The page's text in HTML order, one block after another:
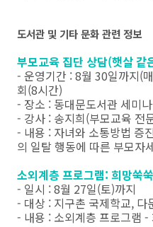
도서관 및 기타 문화 관련 정보
부모교육 집단 상담(햇살 같
- 운영기간 : 8월 30일까지(
회(8시간)
- 장소 : 동대문도서관 세미
- 강사 : 송지희(부모교육 전
- 내용 : 자녀와 소통방법 증
의 일탈 행동에 따른 부모자
소외계층 프로그램: 희망쑥
- 일시 : 8월 27일(토)까지
- 대상 : 지구촌 국제학교, 다
- 내용 : 소외계층 프로그램